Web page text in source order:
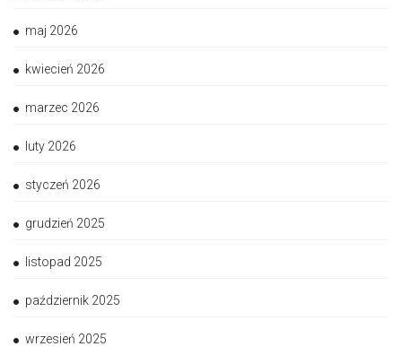
maj 2026
kwiecień 2026
marzec 2026
luty 2026
styczeń 2026
grudzień 2025
listopad 2025
październik 2025
wrzesień 2025